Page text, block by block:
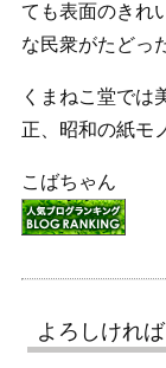
ても表面のきれ
な民衆がたどっ
くまねこ堂では
正、昭和の紙モ
こばちゃん
よろしけれ